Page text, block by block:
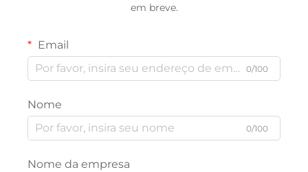
em breve.
Email
0/100
Nome
0/100
Nome da empresa